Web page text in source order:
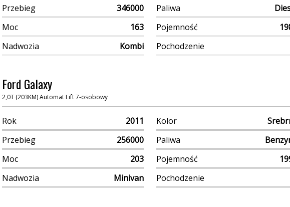
Przebieg
346000 Paliwa
Moc
163 Pojemność
Nadwozia
Kombi Pochodzenie
Ford Galaxy
2,0T (203KM) Automat Lift 7-osobowy
Rok 2011 Kolor
Przebieg
256000 Paliwa
Moc
203 Pojemność
Nadwozia
Minivan Pochodzenie